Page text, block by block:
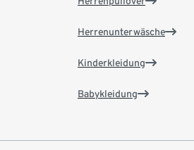
Herrenunterwäsche
Kinderkleidung
Babykleidung